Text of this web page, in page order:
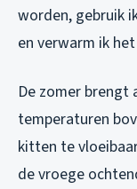
worden, gebruik
en verwarm ik
De zomer brengt
temperaturen
kitten te
de vroege